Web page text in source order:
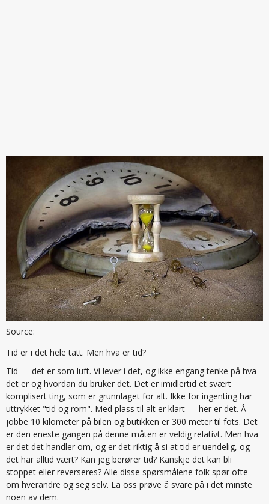
Source:
Tid er i det hele tatt. Men hva er tid?
Tid — det er som luft. Vi lever i det, og ikke engang tenke på hva
det er og hvordan du bruker det. Det er imidlertid et svært
komplisert ting, som er grunnlaget for alt. Ikke for ingenting har
uttrykket "tid og rom". Med plass til alt er klart — her er det. Å
jobbe 10 kilometer på bilen og butikken er 300 meter til fots. Det
er den eneste gangen på denne måten er veldig relativt. Men hva
er det det handler om, og er det riktig å si at tid er uendelig, og
det har alltid vært? Kan jeg berører tid? Kanskje det kan bli
stoppet eller reverseres? Alle disse spørsmålene folk spør ofte
om hverandre og seg selv. La oss prøve å svare på i det minste
noen av dem.